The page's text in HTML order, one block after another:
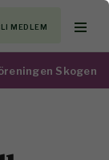
MEDLEM
Virkesmarknad
Skogen